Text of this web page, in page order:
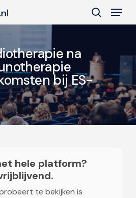
search
Menu
na
bij ES-
hele platform?
te bekijken is